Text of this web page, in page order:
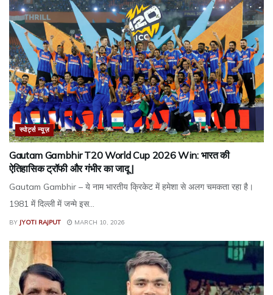
स्पोर्ट्स न्यूज़
Gautam Gambhir T20 World Cup 2026 Win: भारत की
ऐतिहासिक ट्रॉफी और गंभीर का जादू |
Gautam Gambhir – ये नाम भारतीय क्रिकेट में हमेशा से अलग चमकता रहा है।
1981 में दिल्ली में जन्मे इस...
BY JYOTI RAJPUT MARCH 10, 2026